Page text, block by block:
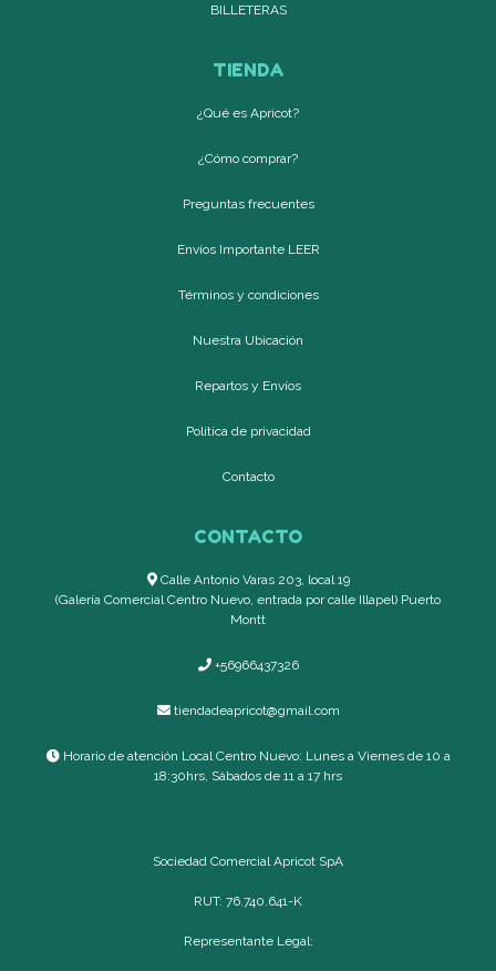
BILLETERAS
TIENDA
¿Qué es Apricot?
¿Cómo comprar?
Preguntas frecuentes
Envíos Importante LEER
Términos y condiciones
Nuestra Ubicación
Repartos y Envíos
Política de privacidad
Contacto
CONTACTO
Calle Antonio Varas 203, local 19
(Galería Comercial Centro Nuevo, entrada por calle Illapel) Puerto
Montt
+56966437326
tiendadeapricot@gmail.com
Horario de atención Local Centro Nuevo: Lunes a Viernes de 10 a
18:30hrs, Sábados de 11 a 17 hrs
Sociedad Comercial Apricot SpA
RUT: 76.740.641-K
Representante Legal: